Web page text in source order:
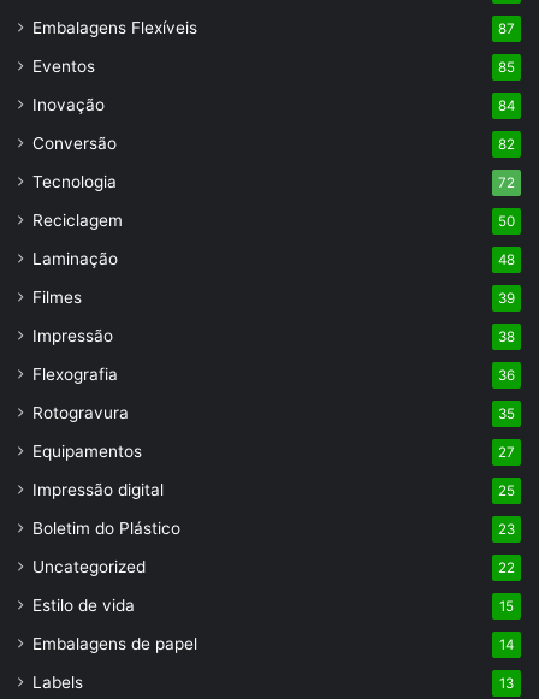
Embalagens Flexíveis 87
Eventos 85
Inovação 84
Conversão 82
Tecnologia 72
Reciclagem 50
Laminação 48
Filmes 39
Impressão 38
Flexografia 36
Rotogravura 35
Equipamentos 27
Impressão digital 25
Boletim do Plástico 23
Uncategorized 22
Estilo de vida 15
Embalagens de papel 14
Labels 13